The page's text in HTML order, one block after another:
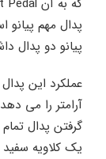
پدال مهم
پیانو دو پدال
عملکرد این
آرامتر را می
گرفتن پدال
یک کلاویه